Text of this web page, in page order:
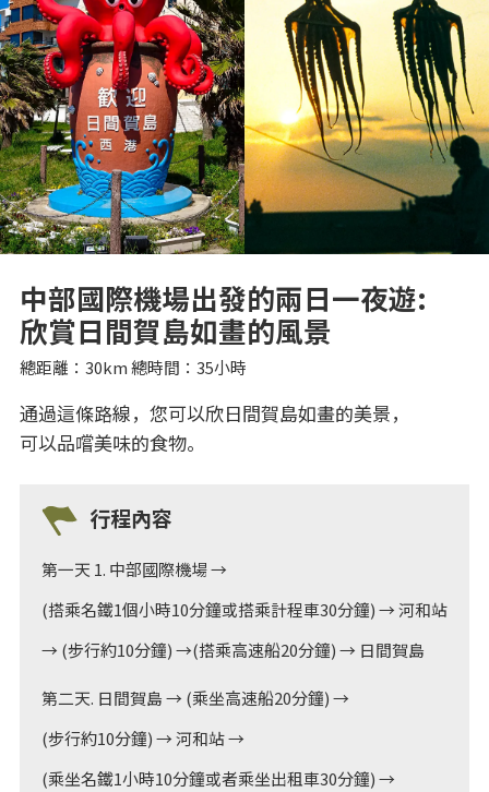
中部國際機場出發的兩日一夜遊:
欣賞日間賀島如畫的風景
總距離：30km 總時間：35小時
通過這條路線，您可以欣日間賀島如畫的美景，
可以品嚐美味的食物。
行程內容
第一天 1. 中部國際機場 →
(搭乘名鐵1個小時10分鐘或搭乘計程車30分鐘) → 河和站
→ (步行約10分鐘) →(搭乘高速船20分鐘) → 日間賀島
第二天. 日間賀島 → (乘坐高速船20分鐘) →
(步行約10分鐘) → 河和站 →
(乘坐名鐵1小時10分鐘或者乘坐出租車30分鐘) →